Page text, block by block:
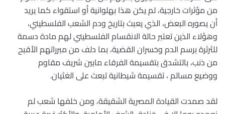
من مؤثرات خارجية، لم يكن هذا بهلوانية أو استقواء كما يريد
أن يصوره البعض، الذي يعبث بتاريخ ودم الشعب الفلسطيني،
وهؤلاء الذين تعتبر حالة الانقسام الفلسطيني لهم مادة دسمة
للثرثرة برسم الدم وخسران القضية، بما دلف من مبرراتهم الأقبح
من ذنب، بالتشدق بتقسيمة الفرقاء مابين شريف مقاوم
ووضيع مسالم ، تقسيمة شيطانية تبعث على الغثيان.
لقد صمدت القيادة المصرية الشقيقة، ومن خلفها شعب لم